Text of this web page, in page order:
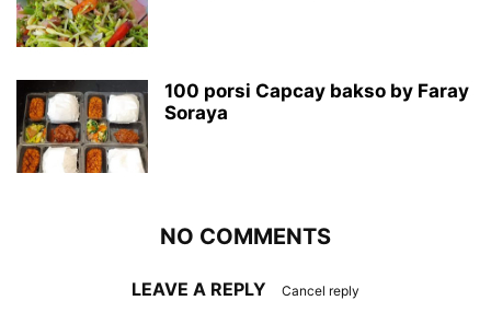
100 porsi Capcay bakso by Faray
Soraya
NO COMMENTS
LEAVE A REPLY Cancel reply